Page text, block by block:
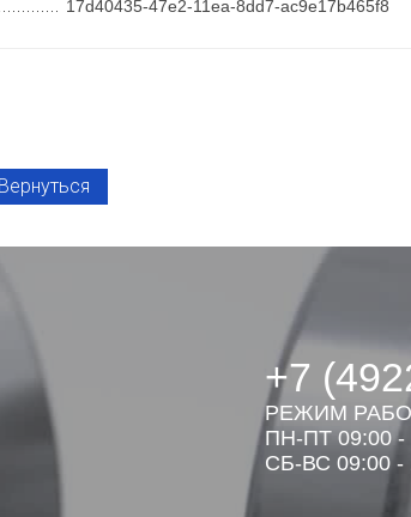
17d40435-47e2-11ea-8dd7-ac9e17b465f8
Вернуться
+7
РЕЖИМ
ПН-ПТ 09:00
СБ-ВС 09:00